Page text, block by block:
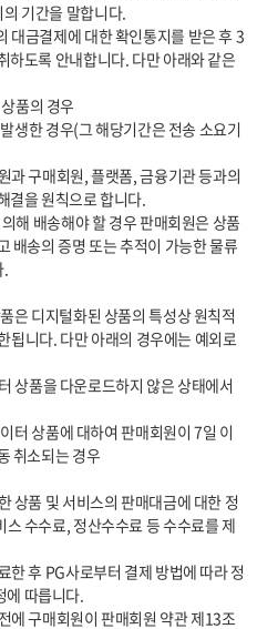
기간을 말합니다.
하도록 안내합니다. 다만 아래와 같은
결을 원칙으로 합니다.
배송의 증명 또는 추적이 가능한 물류
.
됩니다. 다만 아래의 경우에는 예외로
취소되는 경우
수수료, 정산수수료 등 수수료를 제
에 따릅니다.